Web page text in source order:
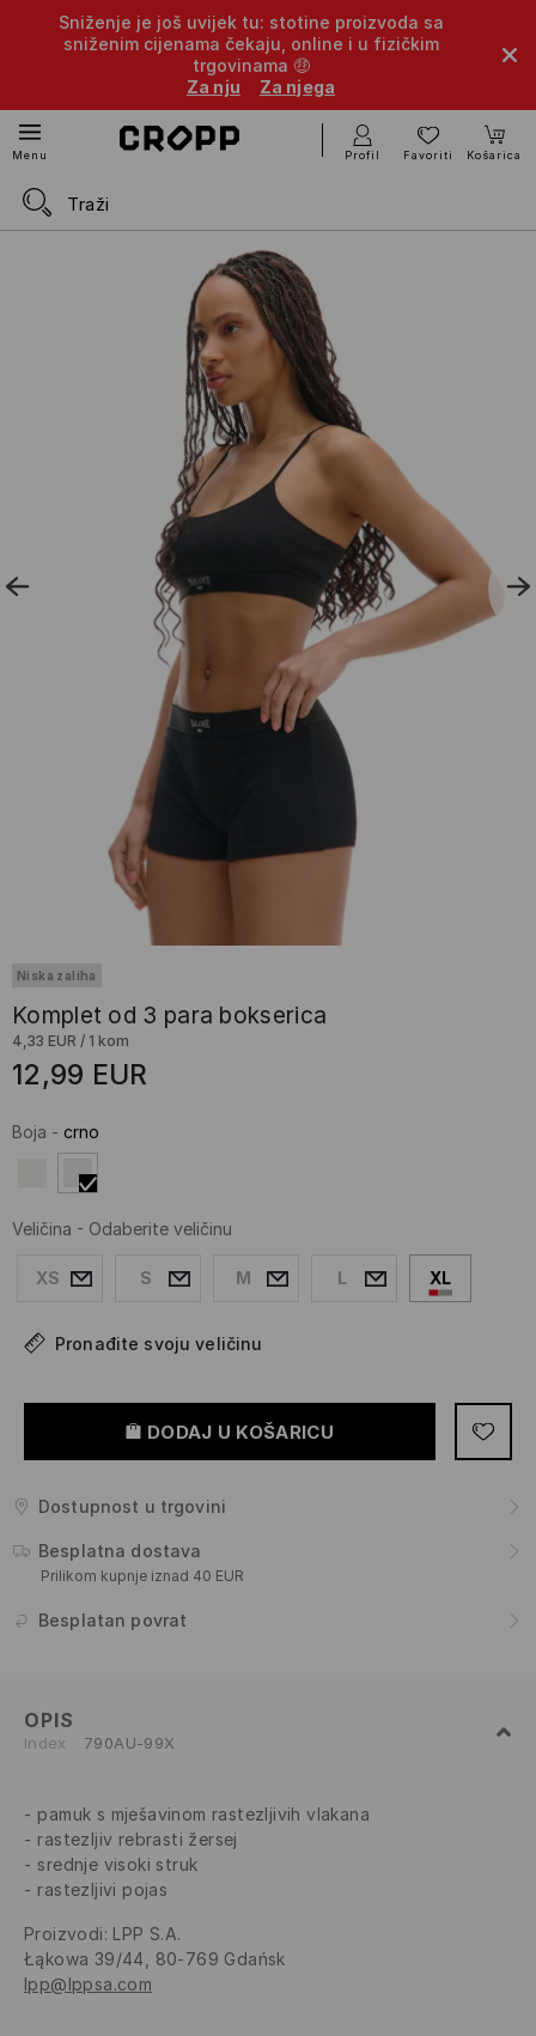
Sniženje je još uvijek tu: stotine proizvoda sa
sniženim cijenama čekaju, online i u fizičkim
trgovinama 🤑
Za nju
Za njega
Menu Profil Favoriti Košarica
Niska zaliha
Komplet od 3 para bokserica
4,33 EUR / 1 kom
12,99 EUR
Boja - crno
Veličina - Odaberite veličinu
XS S M L XL
Pronađite svoju veličinu
DODAJ U KOŠARICU
Dostupnost u trgovini
Besplatna dostava
Prilikom kupnje iznad 40 EUR
Besplatan povrat
OPIS
Index 790AU-99X
pamuk s mješavinom rastezljivih vlakana
rastezljiv rebrasti žersej
srednje visoki struk
rastezljivi pojas
Proizvodi: LPP S.A.
Łąkowa 39/44, 80-769 Gdańsk
lpp@lppsa.com